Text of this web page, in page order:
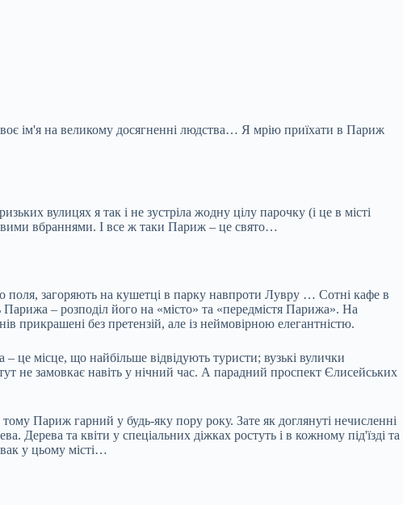
ім'я на великому досягненні людства… Я мрію приїхати в Париж
вулицях я так і не зустріла жодну цілу парочку (і це в місті
вбраннями. І все ж таки Париж – це свято…
загоряють на кушетці в парку навпроти Лувру … Сотні кафе в
Парижа – розподіл його на «місто» та «передмістя Парижа». На
прикрашені без претензій, але із неймовірною елегантністю.
це місце, що найбільше відвідують туристи; вузькі вулички
не замовкає навіть у нічний час. А парадний проспект Єлисейських
Париж гарний у будь-яку пору року. Зате як доглянуті нечисленні
Дерева та квіти у спеціальних діжках ростуть і в кожному під'їзді та
у цьому місті…